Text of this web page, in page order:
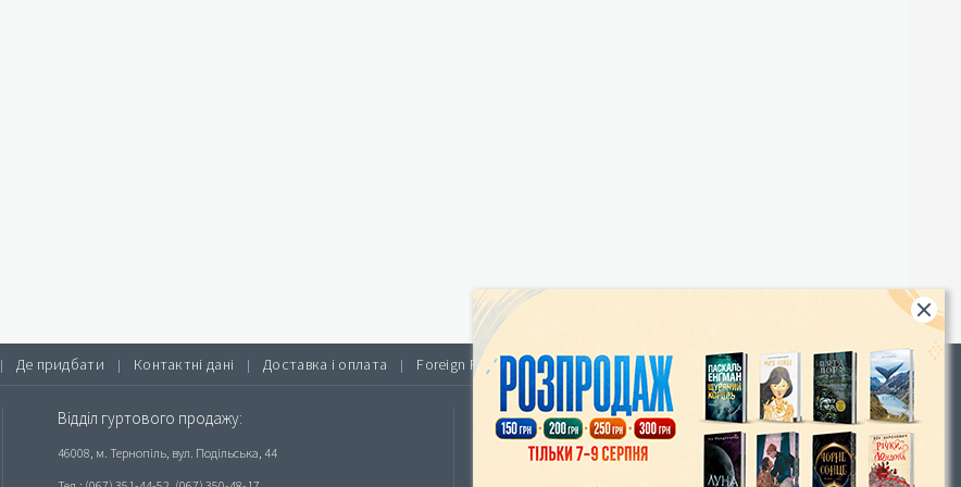
| Де придбати | Контактні дані | Доставка і оплата | Foreign Rights |
Відділ гуртового продажу:
46008, м. Тернопіль, вул. Подільська, 44
Інтернет-магазин «Видавництво Богдан»:
46018, м. Тернопіль, А/С 529